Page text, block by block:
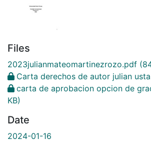
Files
2023julianmateomartinezrozo.pdf
Carta derechos de autor julian
carta de aprobacion opcion de
KB)
Date
2024-01-16